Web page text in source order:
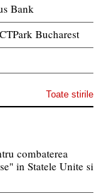
Bank
Bucharest
Toate stirile
combaterea
in Statele Unite si